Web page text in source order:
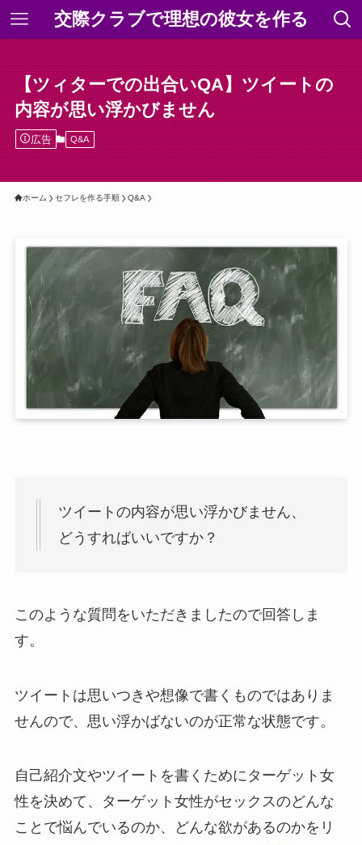
交際クラブで理想の彼女を作る
【ツィターでの出合いQA】ツイートの
内容が思い浮かびません
広告 Q&A
ホーム セフレを作る手順 Q&A
ツイートの内容が思い浮かびません、
どうすればいいですか？
このような質問をいただきましたので回答しま
す。
ツイートは思いつきや想像で書くものではありま
せんので、思い浮かばないのが正常な状態です。
自己紹介文やツイートを書くためにターゲット女
性を決めて、ターゲット女性がセックスのどんな
ことで悩んでいるのか、どんな欲があるのかをリ